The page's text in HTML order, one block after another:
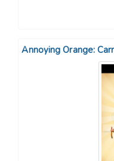
Annoying Orange: